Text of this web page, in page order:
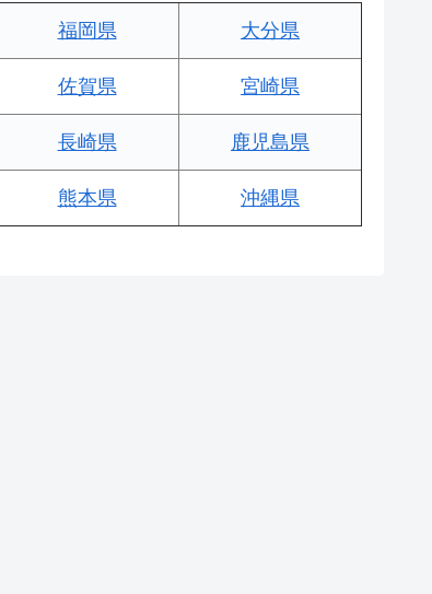
福岡県 大分県
佐賀県 宮崎県
長崎県 鹿児島県
熊本県 沖縄県